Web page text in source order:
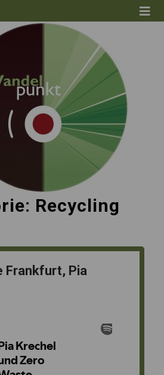
Recycling
Frankfurt, Pia